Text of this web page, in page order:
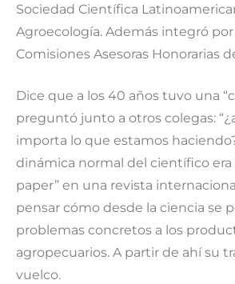
Sociedad Científica
Agroecología. Además integró
Comisiones Asesoras Honorarias
Dice que a los 40 años tuvo una
preguntó junto a otros colegas:
importa lo que estamos
dinámica normal del científico era
paper” en una revista
pensar cómo desde la ciencia se
problemas concretos a los
agropecuarios. A partir de ahí su
vuelco.